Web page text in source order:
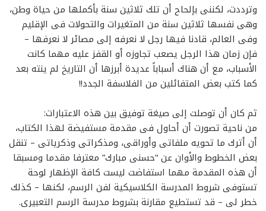
وترددت، لكننى بإلحاح أن تلك ثلاثين سنة بأكملها من حياة وطن،
وهى نفسها ثلاثين سنة من المتغيرات والتحولات فى الإقليم
وفى العالم، قادنا فيها رجل لا نعرفه إلى مصائر لا نعرفها –
فإن زمان هذا الرجل يصعب تجاوزه أو القفز عليه مهما كانت
الأسباب، مع أن هناك أسباباً عديدة أبرزها أن التاريخ لم ينته بعد
كما كتب بعض المتفائلين من الفلاسفة الجدد!!
ثم كان أن توصلت إلى صيغة توفيق بين هذه الاعتبارات:
من ناحية تصورت أن أحاول فى مقدمة مستفيضة لهذا الكتاب،
أن أترك ما تحويه ملفاتى وأوراقى، ومذكراتى وذكرياتى – تنقل
بعض الخطوط والأوان عن “حسنى مبارك” معترفا مقدما ومسبقا
أن هذه المقدمة مهما استفاضت ليست كافة الإظهار لوحة
تستوفى شروط المدرسة الكلاسيكية لفن الرسم، لكنها – كذلك
خطر لى – قد تستطيع مقارنة بشروط مدرسة الرسم التعبيرى.